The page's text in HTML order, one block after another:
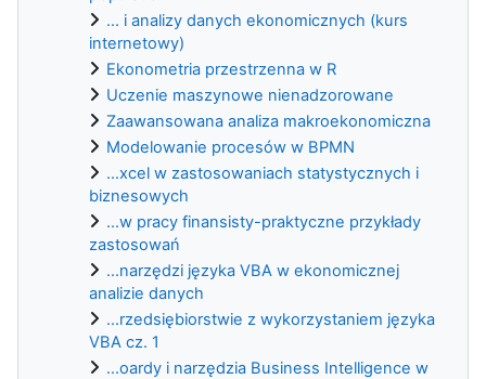
... i analizy danych ekonomicznych (kurs
internetowy)
Ekonometria przestrzenna w R
Uczenie maszynowe nienadzorowane
Zaawansowana analiza makroekonomiczna
Modelowanie procesów w BPMN
...xcel w zastosowaniach statystycznych i
biznesowych
...w pracy finansisty-praktyczne przykłady
zastosowań
...narzędzi języka VBA w ekonomicznej
analizie danych
...rzedsiębiorstwie z wykorzystaniem języka
VBA cz. 1
...oardy i narzędzia Business Intelligence w